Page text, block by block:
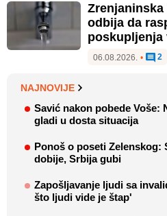
Zrenjaninska
odbija da
poskupljenja
06.08.2026. • 2
NAJNOVIJE
Savić nakon pobede Voše:
gladi u dosta situacija
Ponoš o poseti Zelenskog:
dobije, Srbija gubi
Zapošljavanje ljudi sa
što ljudi vide je štap'